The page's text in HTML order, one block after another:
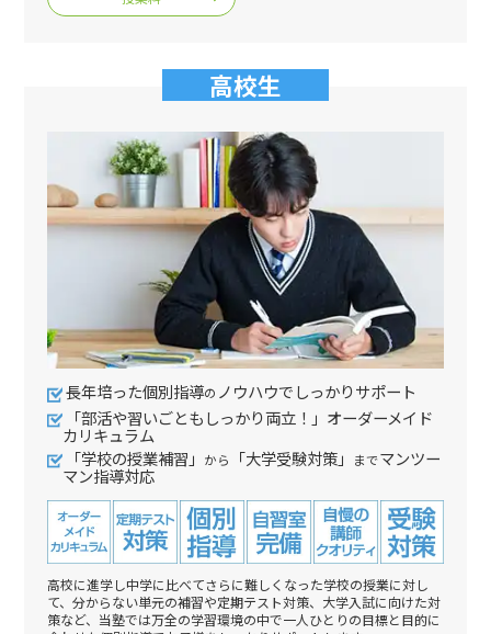
高校生
長年培った個別指導の ノウハウでしっかりサポート
「部活や習いごともしっかり両立！」オーダーメイド
カリキュラム
「学校の授業補習」
から 「大学受験対策」 までマンツー
マン指導対応
高校に進学し中学に比べてさらに難しくなった学校の授業に対し
て、分からない単元の補習や定期テスト対策、大学入試に向けた対
策など、当塾では万全の学習環境の中で一人ひとりの目標と目的に